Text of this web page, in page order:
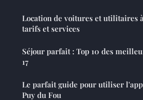
Location de voitures et utilitaires
tarifs et services
Séjour parfait : Top 10 des
17
Le parfait guide pour utiliser
Puy du Fou